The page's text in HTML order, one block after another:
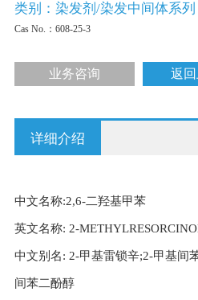
类别：染发剂/染发中间体系列
Cas No.： 608-25-3
业务咨询 返
详细介绍
中文名称:2,6-二羟基甲苯
英文名称: 2-
中文别名: 2-甲基雷锁辛;2-甲基间
间苯二酚醇